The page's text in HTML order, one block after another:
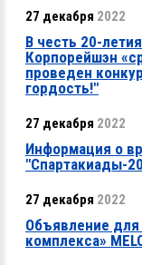
27 декабря 2022
В честь 20-
Корпорейшэн
проведен
гордость!"
27 декабря 2022
Информация о
"Спартакиады-
27 декабря 2022
Объявление для
комплекса»